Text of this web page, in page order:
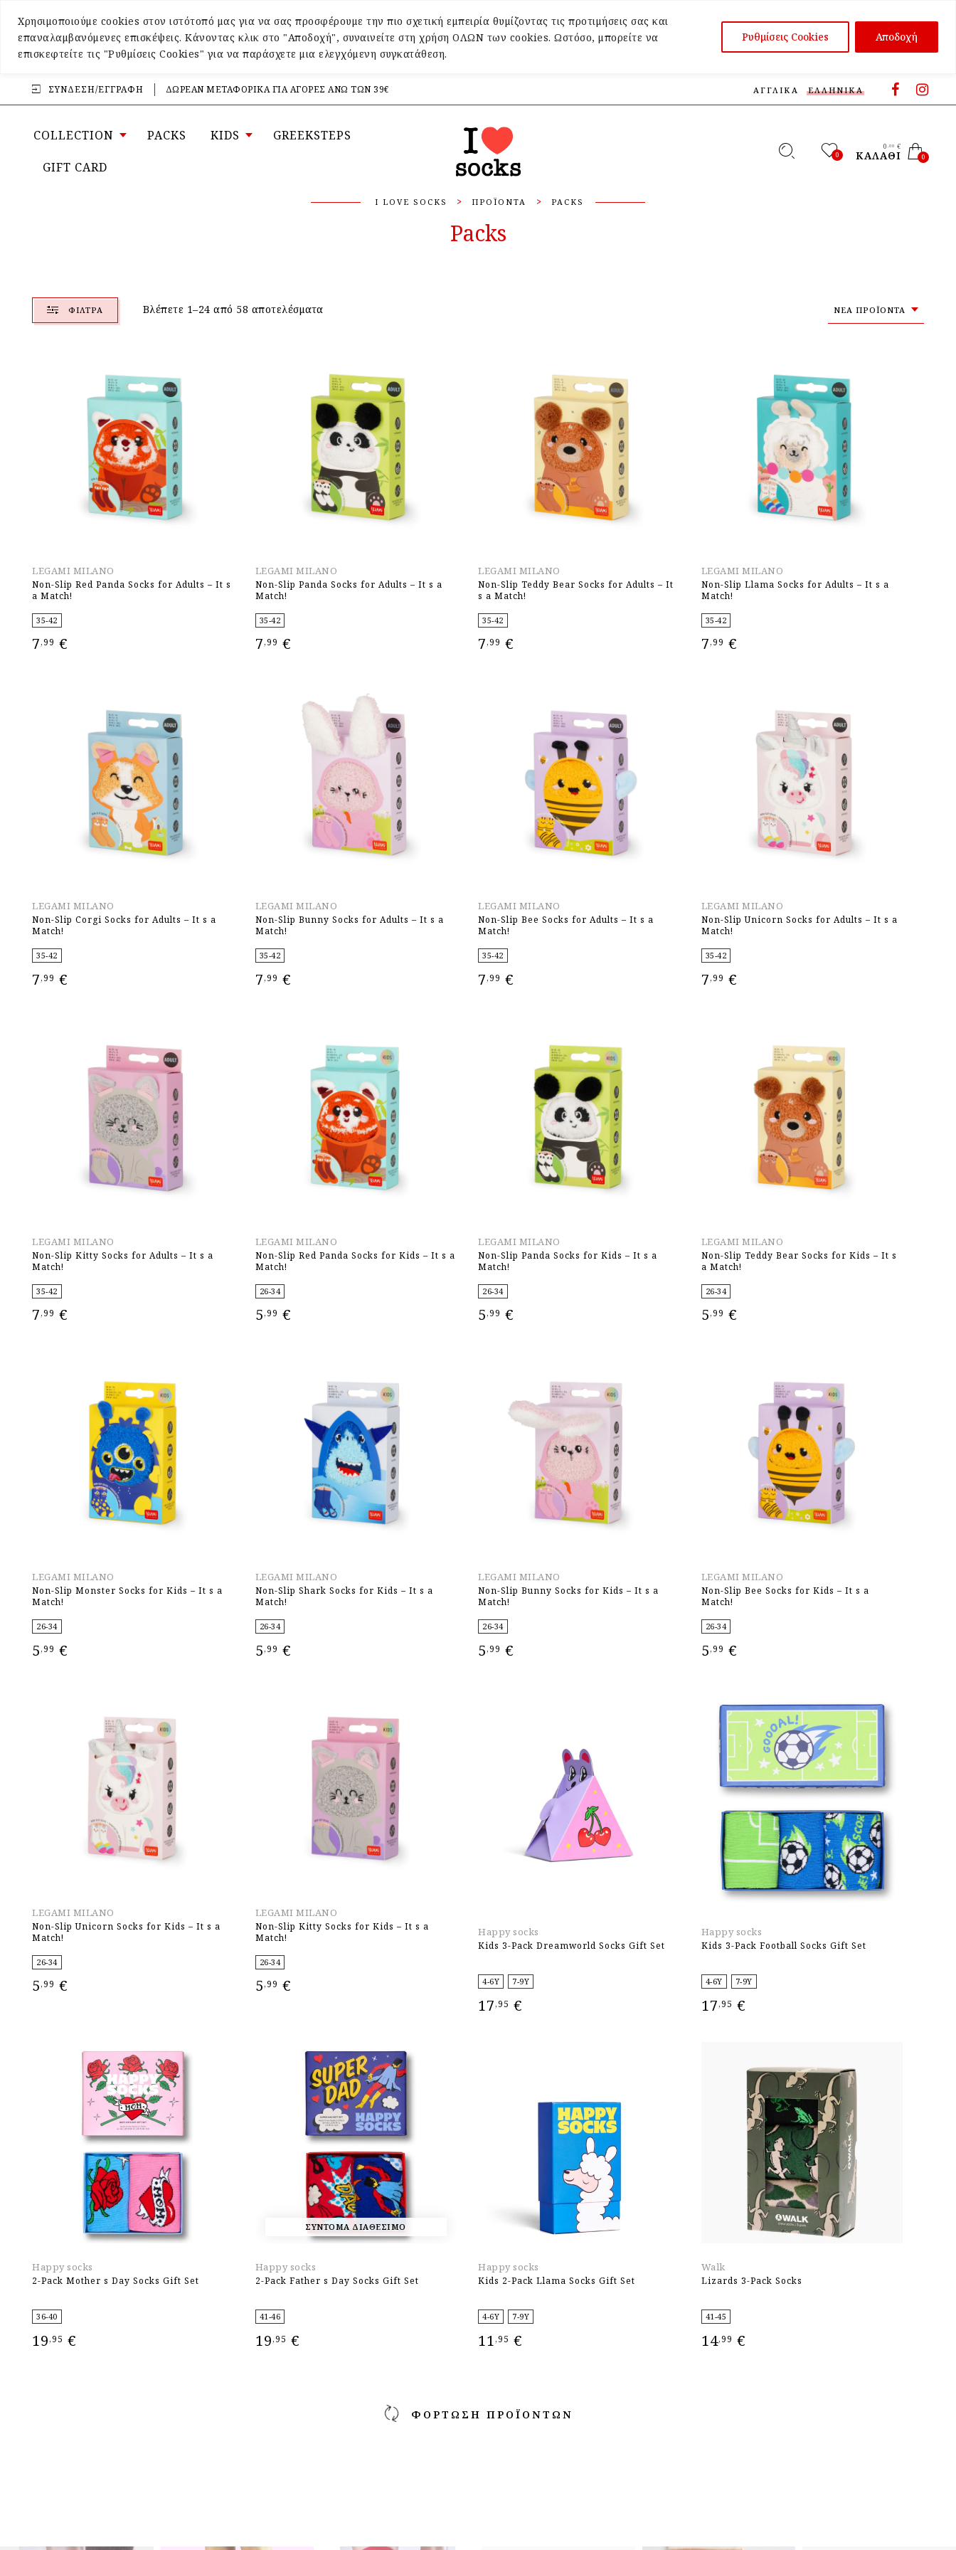
Χρησιμοποιούμε cookies στον ιστότοπό μας για να σας προσφέρουμε την πιο σχετική εμπειρία θυμίζοντας τις προτιμήσεις σας και
επαναλαμβανόμενες επισκέψεις. Κάνοντας κλικ στο "Αποδοχή", συναινείτε στη χρήση ΟΛΩΝ των cookies. Ωστόσο, μπορείτε να
επισκεφτείτε τις "Ρυθμίσεις Cookies" για να παράσχετε μια ελεγχόμενη συγκατάθεση.
Ρυθμίσεις Cookies Αποδοχή
ΣΎΝΔΕΣΗ/ΕΓΓΡΑΦΉ ΔΩΡΕΑΝ ΜΕΤΑΦΟΡΙΚΑ ΓΙΑ ΑΓΟΡΕΣ ΑΝΩ ΤΩΝ 39€ ΑΓΓΛΙΚΆ ΕΛΛΗΝΙΚΆ
COLLECTION PACKS KIDS GREEKSTEPS
GIFT CARD
0
0 ,00 €
ΚΑΛΆΘΙ 0
I LOVE SOCKS > ΠΡΟΪΌΝΤΑ > PACKS
Packs
ΦΊΛΤΡΑ Βλέπετε 1–24 από 58 αποτελέσματα ΝΈΑ ΠΡΟΪΌΝΤΑ
LEGAMI MILANO
Non-Slip Red Panda Socks for Adults – It s
a Match!
35-42
7,99 €
LEGAMI MILANO
Non-Slip Panda Socks for Adults – It s a
Match!
35-42
7,99 €
LEGAMI MILANO
Non-Slip Teddy Bear Socks for Adults – It
s a Match!
35-42
7,99 €
LEGAMI MILANO
Non-Slip Llama Socks for Adults – It s a
Match!
35-42
7,99 €
LEGAMI MILANO
Non-Slip Corgi Socks for Adults – It s a
Match!
35-42
7,99 €
LEGAMI MILANO
Non-Slip Bunny Socks for Adults – It s a
Match!
35-42
7,99 €
LEGAMI MILANO
Non-Slip Bee Socks for Adults – It s a
Match!
35-42
7,99 €
LEGAMI MILANO
Non-Slip Unicorn Socks for Adults – It s a
Match!
35-42
7,99 €
LEGAMI MILANO
Non-Slip Kitty Socks for Adults – It s a
Match!
35-42
7,99 €
LEGAMI MILANO
Non-Slip Red Panda Socks for Kids – It s a
Match!
26-34
5,99 €
LEGAMI MILANO
Non-Slip Panda Socks for Kids – It s a
Match!
26-34
5,99 €
LEGAMI MILANO
Non-Slip Teddy Bear Socks for Kids – It s
a Match!
26-34
5,99 €
LEGAMI MILANO
Non-Slip Monster Socks for Kids – It s a
Match!
26-34
5,99 €
LEGAMI MILANO
Non-Slip Shark Socks for Kids – It s a
Match!
26-34
5,99 €
LEGAMI MILANO
Non-Slip Bunny Socks for Kids – It s a
Match!
26-34
5,99 €
LEGAMI MILANO
Non-Slip Bee Socks for Kids – It s a
Match!
26-34
5,99 €
LEGAMI MILANO
Non-Slip Unicorn Socks for Kids – It s a
Match!
26-34
5,99 €
LEGAMI MILANO
Non-Slip Kitty Socks for Kids – It s a
Match!
26-34
5,99 €
Happy socks
Kids 3-Pack Dreamworld Socks Gift Set
4-6Y 7-9Y
17,95 €
Happy socks
Kids 3-Pack Football Socks Gift Set
4-6Y 7-9Y
17,95 €
Happy socks
2-Pack Mother s Day Socks Gift Set
36-40
19,95 €
ΣΥΝΤΟΜΑ ΔΙΑΘΕΣΙΜΟ
Happy socks
2-Pack Father s Day Socks Gift Set
41-46
19,95 €
Happy socks
Kids 2-Pack Llama Socks Gift Set
4-6Y 7-9Y
11,95 €
Walk
Lizards 3-Pack Socks
41-45
14,99 €
ΦΌΡΤΩΣΗ ΠΡΟΪΌΝΤΩΝ